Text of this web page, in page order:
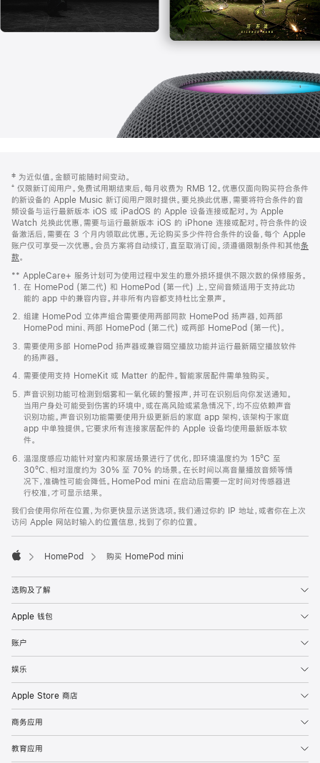
页
页
脚
注
‡ 为近似值。金额可能随时间变动。
⁺ 仅限新订阅用户。免费试用期结束后，每月收费为 RMB 12。优惠仅面向购买符合条件
的新设备的 Apple Music 新订阅用户限时提供。要兑换此优惠，需要将符合条件的音
频设备与运行最新版本 iOS 或 iPadOS 的 Apple 设备连接或配对。为 Apple
Watch 兑换此优惠，需要与运行最新版本 iOS 的 iPhone 连接或配对。符合条件的设
备激活后，需要在 3 个月内领取此优惠。无论购买多少件符合条件的设备，每个 Apple
账户仅可享受一次优惠。会员方案将自动续订，直至取消订阅。须遵循限制条件和其他条
款。
窗
口
中
打
开)
** AppleCare+ 服务计划可为使用过程中发生的意外损坏提供不限次数的保修服务。
在 HomePod (第二代) 和 HomePod (第一代) 上，空间音频适用于支持此功
能的 app 中的兼容内容。并非所有内容都支持杜比全景声。
组建 HomePod 立体声组合需要使用两部同款 HomePod 扬声器，如两部
HomePod mini、两部 HomePod (第二代) 或两部 HomePod (第一代)。
需要使用多部 HomePod 扬声器或兼容隔空播放功能并运行最新隔空播放软件
的扬声器。
需要使用支持 HomeKit 或 Matter 的配件。智能家居配件需单独购买。
声音识别功能可检测到烟雾和一氧化碳的警报声，并可在识别后向你发送通知。
当用户身处可能受到伤害的环境中，或在高风险或紧急情况下，均不应依赖声音
识别功能。声音识别功能需要使用升级更新后的家庭 app 架构，该架构于家庭
app 中单独提供。它要求所有连接家居配件的 Apple 设备均使用最新版本软
件。
温湿度感应功能针对室内和家居场景进行了优化，即环境温度约为 15ºC 至
30ºC、相对湿度约为 30% 至 70% 的场景。在长时间以高音量播放音频等情
况下，准确性可能会降低。HomePod mini 在启动后需要一定时间对传感器进
行校准，才可显示结果。
我们会使用你所在位置，为你更快显示送货选项。我们通过你的 IP 地址，或者你在上次
访问 Apple 网站时输入的位置信息，找到了你的位置。
HomePod 购买 HomePod mini
选购及了解
Apple 钱包
账户
娱乐
Apple Store 商店
商务应用
教育应用